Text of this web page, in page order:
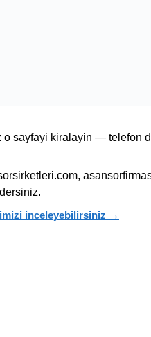
o sayfayi kiralayin — telefon
inceleyebilirsiniz →